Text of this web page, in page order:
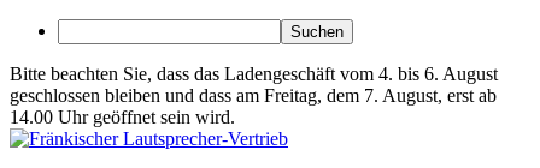
Suchen
Bitte beachten Sie, dass das Ladengeschäft vom 4. bis 6. August
geschlossen bleiben und dass am Freitag, dem 7. August, erst ab
14.00 Uhr geöffnet sein wird.